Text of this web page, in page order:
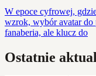
W epoce cyfrowej,
wzrok, wybór avatar do
fanaberia, ale klucz do
Ostatnie